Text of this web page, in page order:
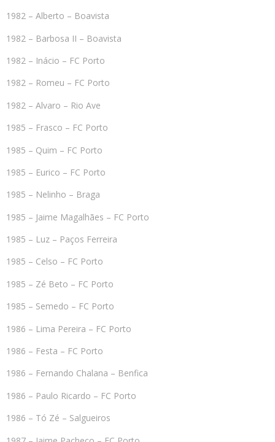
1982 – Alberto – Boavista
1982 – Barbosa II – Boavista
1982 – Inácio – FC Porto
1982 – Romeu – FC Porto
1982 – Alvaro – Rio Ave
1985 – Frasco – FC Porto
1985 – Quim – FC Porto
1985 – Eurico – FC Porto
1985 – Nelinho – Braga
1985 – Jaime Magalhães – FC Porto
1985 – Luz – Paços Ferreira
1985 – Celso – FC Porto
1985 – Zé Beto – FC Porto
1985 – Semedo – FC Porto
1986 – Lima Pereira – FC Porto
1986 – Festa – FC Porto
1986 – Fernando Chalana – Benfica
1986 – Paulo Ricardo – FC Porto
1986 – Tó Zé – Salgueiros